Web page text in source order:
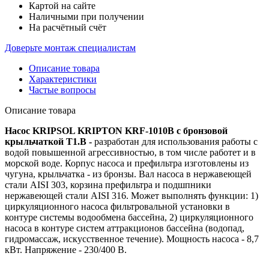
Картой на сайте
Наличными при получении
На расчётный счёт
Доверьте монтаж специалистам
Описание товара
Характеристики
Частые вопросы
Описание товара
Насос KRIPSOL KRIPTON KRF-1010B с бронзовой
крыльчаткой Т1.В - разработан для использования работы с
водой повышенной агрессивностью, в том числе работет и в
морской воде. Корпус насоса и префильтра изготовлены из
чугуна, крыльчатка - из бронзы. Вал насоса в нержавеющей
стали AISI 303, корзина префильтра и подшпники
нержавеющей стали AISI 316. Может выполнять функции: 1)
циркуляционного насоса фильтровальной установки в
контуре системы водообмена бассейна, 2) циркуляционного
насоса в контуре систем аттракционов бассейна (водопад,
гидромассаж, искусственное течение). Мощность насоса - 8,7
кВт. Напряжение - 230/400 В.